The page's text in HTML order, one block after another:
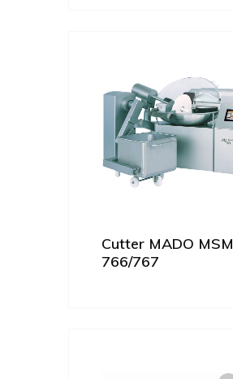
Cutter MADO MSM
766/767